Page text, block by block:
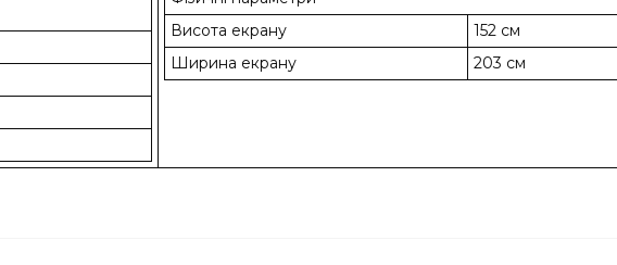
Висота екрану
152 см
Ширина екрану
203 см